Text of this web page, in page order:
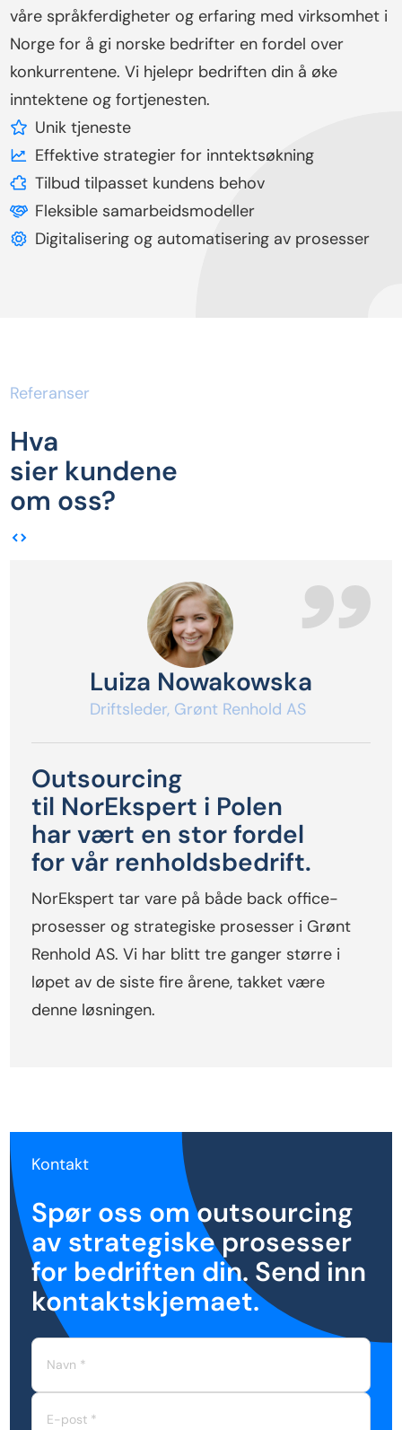
våre språkferdigheter og erfaring med virksomhet i
Norge for å gi norske bedrifter en fordel over
konkurrentene. Vi hjelepr bedriften din å øke
inntektene og fortjenesten.
Unik tjeneste
Effektive strategier for inntektsøkning
Tilbud tilpasset kundens behov
Fleksible samarbeidsmodeller
Digitalisering og automatisering av prosesser
Referanser
Hva
sier kundene
om oss?
Luiza Nowakowska
Driftsleder, Grønt Renhold AS
Outsourcing
til NorEkspert i Polen
har vært en stor fordel
for vår renholdsbedrift.
NorEkspert tar vare på både back office-
prosesser og strategiske prosesser i Grønt
Renhold AS. Vi har blitt tre ganger større i
løpet av de siste fire årene, takket være
denne løsningen.
Kontakt
Spør oss om outsourcing
av strategiske prosesser
for bedriften din. Send inn
kontaktskjemaet.